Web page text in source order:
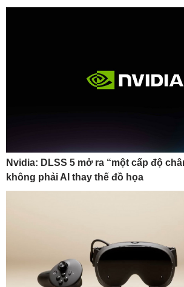
Nvidia: DLSS 5 mở ra “một cấp độ
không phải AI thay thế đồ họa